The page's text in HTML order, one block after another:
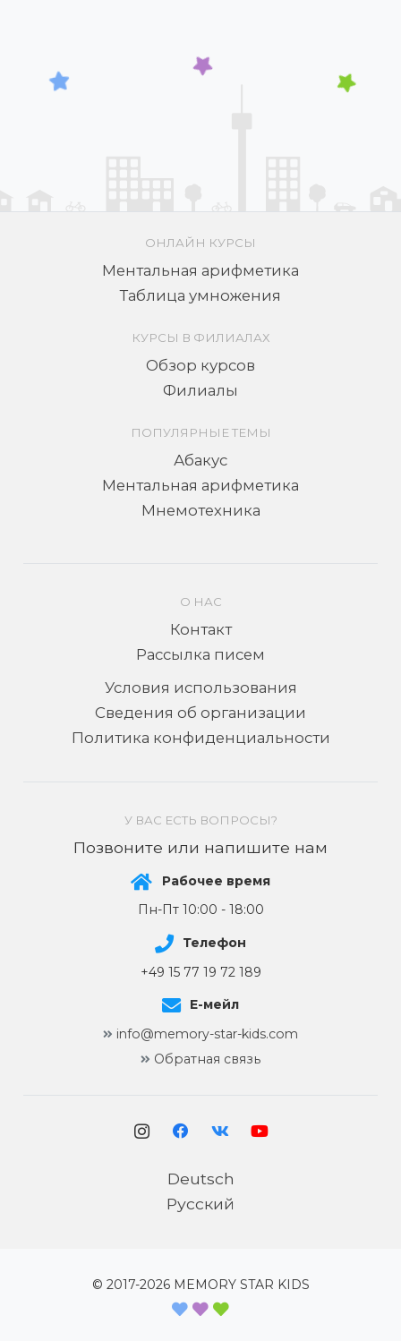
ОНЛАЙН КУРСЫ
Ментальная арифметика
Таблица умножения
КУРСЫ В ФИЛИАЛАХ
Обзор курсов
Филиалы
ПОПУЛЯРНЫЕ ТЕМЫ
Абакус
Ментальная арифметика
Мнемотехника
О НАС
Контакт
Рассылка писем
Условия использования
Сведения об организации
Политика конфиденциальности
У ВАС ЕСТЬ ВОПРОСЫ?
Позвоните или напишите нам
Рабочее время
Пн-Пт 10:00 - 18:00
Телефон
+49 15 77 19 72 189
Е-мейл
info@memory-star-kids.com
Обратная связь
Deutsch
Русский
© 2017-2026MEMORY STAR KIDS